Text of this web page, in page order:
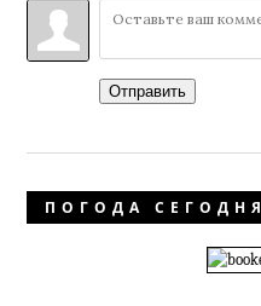
Отправить
ПОГОДА СЕГОДНЯ